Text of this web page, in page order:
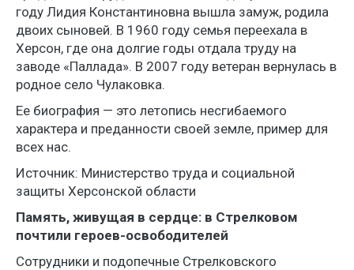
году Лидия Константиновна вышла замуж, родила
двоих сыновей. В 1960 году семья переехала в
Херсон, где она долгие годы отдала труду на
заводе «Паллада». В 2007 году ветеран вернулась в
родное село Чулаковка.
Ее биография — это летопись несгибаемого
характера и преданности своей земле, пример для
всех нас.
Источник: Министерство труда и социальной
защиты Херсонской области
Память, живущая в сердце: в Стрелковом
почтили героев-освободителей
Сотрудники и подопечные Стрелковского